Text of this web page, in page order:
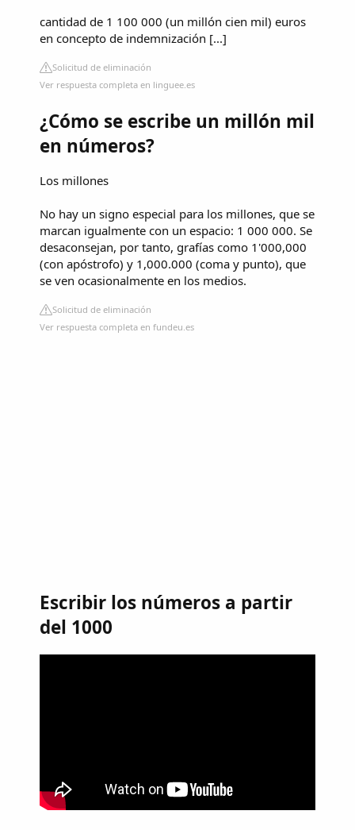
cantidad de 1 100 000 (un millón cien mil) euros
en concepto de indemnización [...]
Solicitud de eliminación
Ver respuesta completa en linguee.es
¿Cómo se escribe un millón mil
en números?
Los millones
No hay un signo especial para los millones, que se
marcan igualmente con un espacio: 1 000 000. Se
desaconsejan, por tanto, grafías como 1'000,000
(con apóstrofo) y 1,000.000 (coma y punto), que
se ven ocasionalmente en los medios.
Solicitud de eliminación
Ver respuesta completa en fundeu.es
Escribir los números a partir
del 1000